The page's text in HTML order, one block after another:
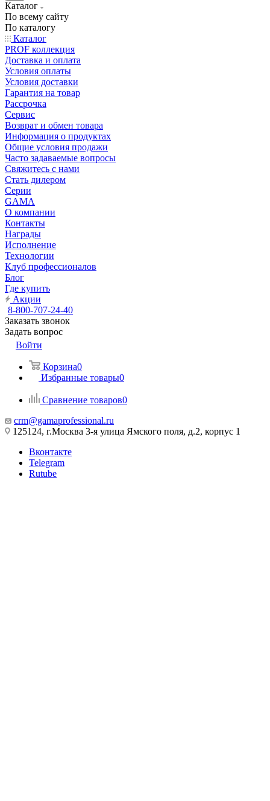
Каталог
По всему сайту
По каталогу
Каталог
PROF коллекция
Доставка и оплата
Условия оплаты
Условия доставки
Гарантия на товар
Рассрочка
Сервис
Возврат и обмен товара
Информация о продуктах
Общие условия продажи
Часто задаваемые вопросы
Свяжитесь с нами
Стать дилером
Серии
GAMA
О компании
Контакты
Награды
Исполнение
Технологии
Клуб профессионалов
Блог
Где купить
Акции
8-800-707-24-40
Заказать звонок
Задать вопрос
Войти
Корзина0
Избранные товары0
Сравнение товаров0
crm@gamaprofessional.ru
125124, г.Москва 3-я улица Ямского поля, д.2, корпус 1
Вконтакте
Telegram
Rutube